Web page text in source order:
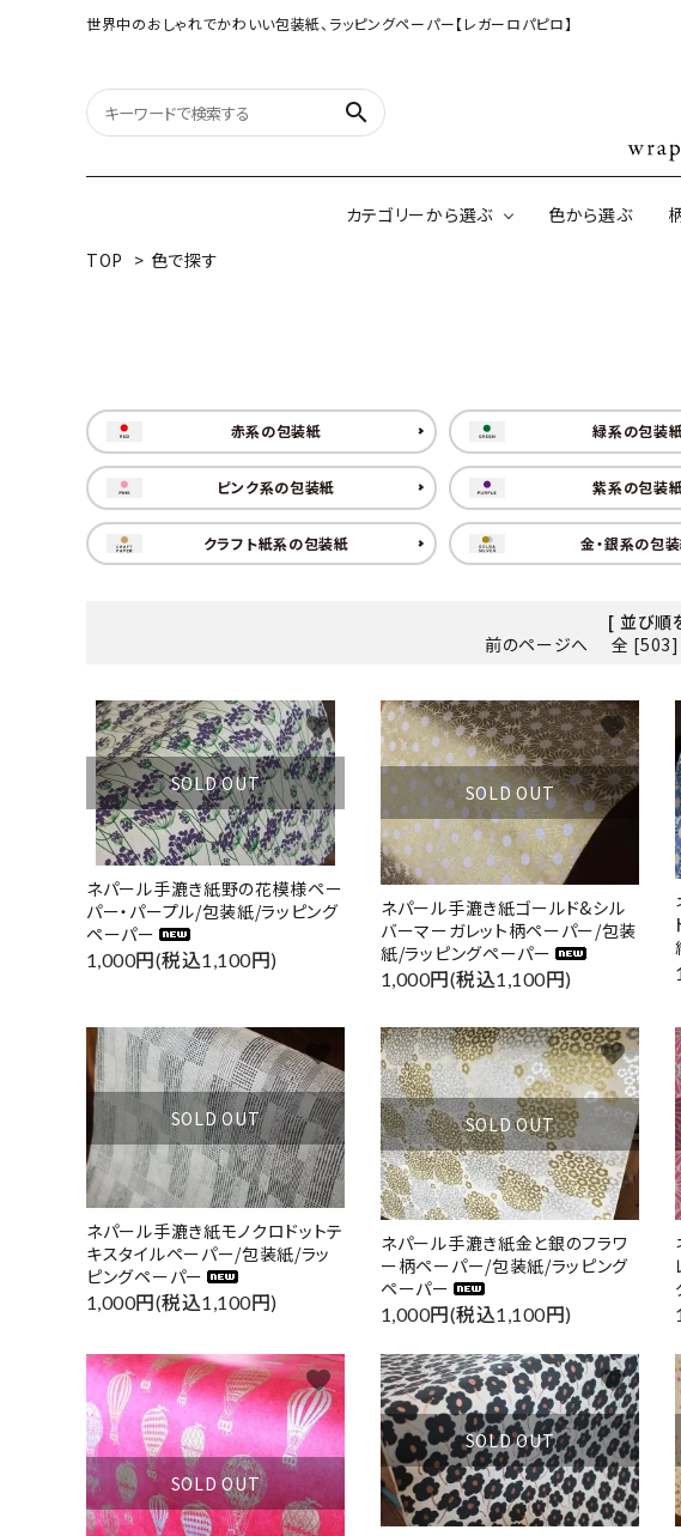
世界中のおしゃれでかわいい包装紙、ラッピングペーパー【レガーロパピロ】
search
カテゴリーから選ぶ
ネパールの手漉き包装紙
インドのハンドプリントコットン
ペーパー
ボタニカルダブルサイド包装紙 韓国のデザインペーパー
色から選ぶ
TOP > 色で探す
赤系の包装紙 緑系の包装
ピンク系の包装紙 紫系の包装
クラフト紙系の包装紙 金・銀系の包
[ 並び順
前のページへ
全 [503]
SOLD OUT
ネパール手漉き紙野の花模様ペー
パー・パープル/包装紙/ラッピング
ペーパー
1,000円(税込1,100円)
favorite
SOLD OUT
ネパール手漉き紙ゴールド&シル
バーマーガレット柄ペーパー/包装
紙/ラッピングペーパー
1,000円(税込1,100円)
favorite
SOLD OUT
ネパール手漉き紙モノクロドットテ
キスタイルペーパー/包装紙/ラッ
ピングペーパー
1,000円(税込1,100円)
favorite
SOLD OUT
ネパール手漉き紙金と銀のフラワ
ー柄ペーパー/包装紙/ラッピング
ペーパー
1,000円(税込1,100円)
favorite
SOLD OUT
favorite
SOLD OUT
favorite